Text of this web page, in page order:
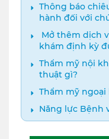
Thông báo
hành đối với
dưỡng năm 2024
Mở thêm dịch
khám định kỳ
Thẩm mỹ nội
thuật gì?
Thẩm mỹ ngoại
Năng lực Bệnh